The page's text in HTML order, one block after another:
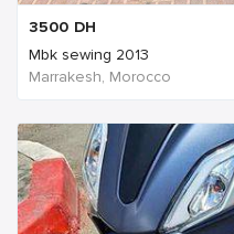
3500 DH
Mbk sewing 2013
Marrakesh, Morocco